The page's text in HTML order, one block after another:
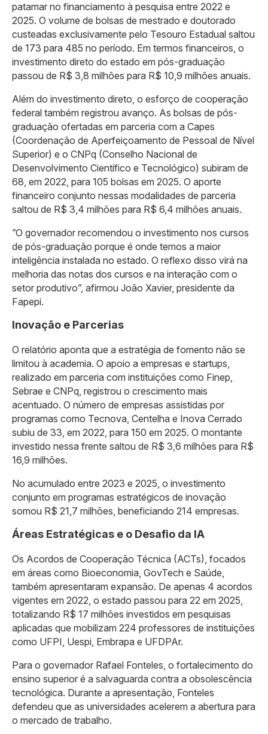
patamar no financiamento à pesquisa entre 2022 e
2025. O volume de bolsas de mestrado e doutorado
custeadas exclusivamente pelo Tesouro Estadual saltou
de 173 para 485 no período. Em termos financeiros, o
investimento direto do estado em pós-graduação
passou de R$ 3,8 milhões para R$ 10,9 milhões anuais.
Além do investimento direto, o esforço de cooperação
federal também registrou avanço. As bolsas de pós-
graduação ofertadas em parceria com a Capes
(Coordenação de Aperfeiçoamento de Pessoal de Nível
Superior) e o CNPq (Conselho Nacional de
Desenvolvimento Científico e Tecnológico) subiram de
68, em 2022, para 105 bolsas em 2025. O aporte
financeiro conjunto nessas modalidades de parceria
saltou de R$ 3,4 milhões para R$ 6,4 milhões anuais.
​”O governador recomendou o investimento nos cursos
de pós-graduação porque é onde temos a maior
inteligência instalada no estado. O reflexo disso virá na
melhoria das notas dos cursos e na interação com o
setor produtivo”, afirmou João Xavier, presidente da
Fapepi.
Inovação e Parcerias
​O relatório aponta que a estratégia de fomento não se
limitou à academia. O apoio a empresas e startups,
realizado em parceria com instituições como Finep,
Sebrae e CNPq, registrou o crescimento mais
acentuado. O número de empresas assistidas por
programas como Tecnova, Centelha e Inova Cerrado
subiu de 33, em 2022, para 150 em 2025. O montante
investido nessa frente saltou de R$ 3,6 milhões para R$
16,9 milhões.
​No acumulado entre 2023 e 2025, o investimento
conjunto em programas estratégicos de inovação
somou R$ 21,7 milhões, beneficiando 214 empresas.
Áreas Estratégicas e o Desafio da IA
​Os Acordos de Cooperação Técnica (ACTs), focados
em áreas como Bioeconomia, GovTech e Saúde,
também apresentaram expansão. De apenas 4 acordos
vigentes em 2022, o estado passou para 22 em 2025,
totalizando R$ 17 milhões investidos em pesquisas
aplicadas que mobilizam 224 professores de instituições
como UFPI, Uespi, Embrapa e UFDPAr.
​Para o governador Rafael Fonteles, o fortalecimento do
ensino superior é a salvaguarda contra a obsolescência
tecnológica. Durante a apresentação, Fonteles
defendeu que as universidades acelerem a abertura para
o mercado de trabalho.